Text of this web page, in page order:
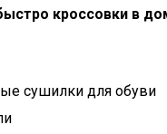
кроссовки в
сушилки для обуви